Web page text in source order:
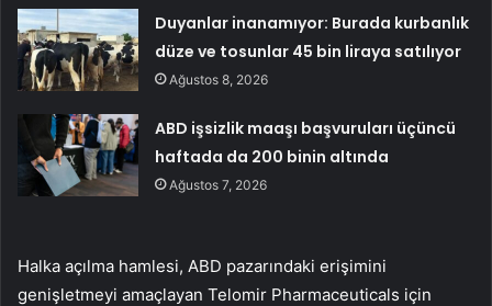
Duyanlar inanamıyor: Burada kurbanlık
düze ve tosunlar 45 bin liraya satılıyor
Ağustos 8, 2026
ABD işsizlik maaşı başvuruları üçüncü
haftada da 200 binin altında
Ağustos 7, 2026
Halka açılma hamlesi, ABD pazarındaki erişimini
genişletmeyi amaçlayan Telomir Pharmaceuticals için